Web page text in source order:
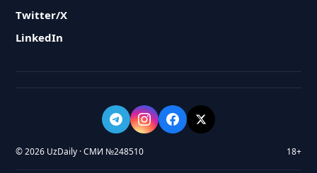
Twitter/X
LinkedIn
© 2026 UzDaily · СМИ №248510 18+